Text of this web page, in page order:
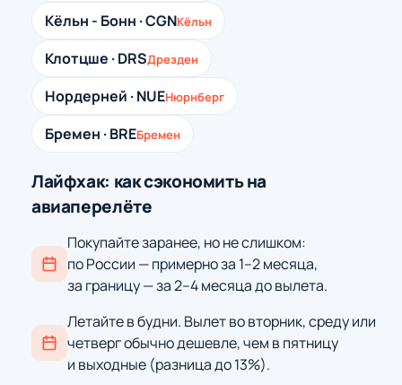
Кёльн - Бонн · CGNКёльн
Клотцше · DRSДрезден
Нордерней · NUEНюрнберг
Бремен · BREБремен
Лайфхак: как сэкономить на
авиаперелёте
Покупайте заранее, но не слишком:
по России — примерно за 1–2 месяца,
за границу — за 2–4 месяца до вылета.
Летайте в будни. Вылет во вторник, среду или
четверг обычно дешевле, чем в пятницу
и выходные (разница до 13%).